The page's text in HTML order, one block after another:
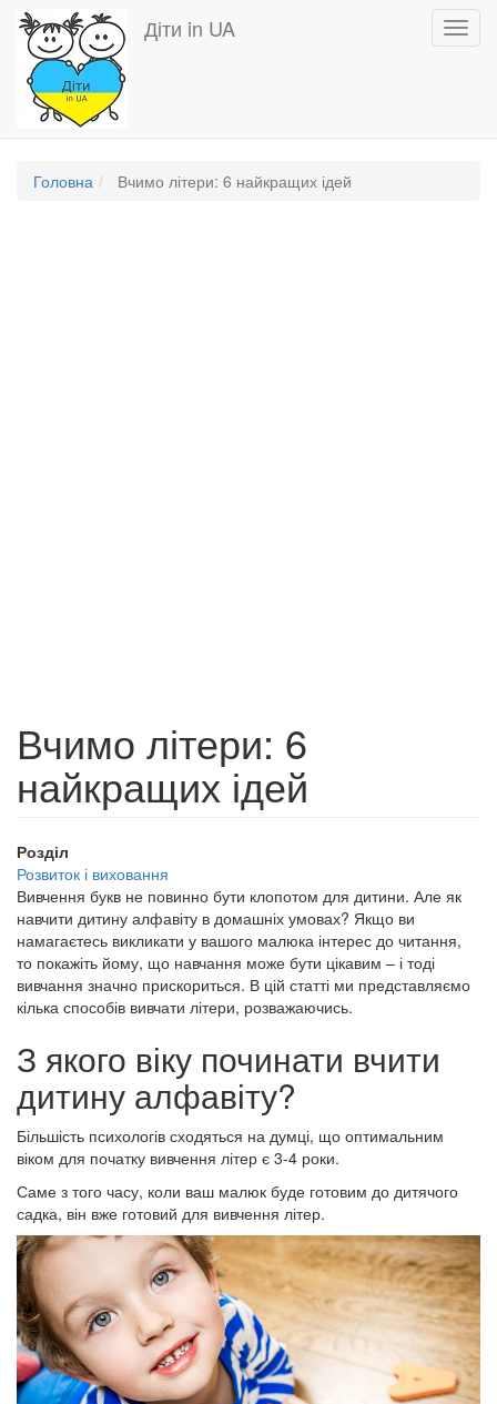
Перейти
основного
вмісту
Діти in UA
Головна Вчимо літери: 6 найкращих ідей
Вчимо літери: 6
найкращих ідей
Розділ
Розвиток і виховання
Вивчення букв не повинно бути клопотом для дитини. Але як
навчити дитину алфавіту в домашніх умовах? Якщо ви
намагаєтесь викликати у вашого малюка інтерес до читання,
то покажіть йому, що навчання може бути цікавим – і тоді
вивчання значно прискориться. В цій статті ми представляємо
кілька способів вивчати літери, розважаючись.
З якого віку починати вчити
дитину алфавіту?
Більшість психологів сходяться на думці, що оптимальним
віком для початку вивчення літер є 3-4 роки.
Саме з того часу, коли ваш малюк буде готовим до дитячого
садка, він вже готовий для вивчення літер.